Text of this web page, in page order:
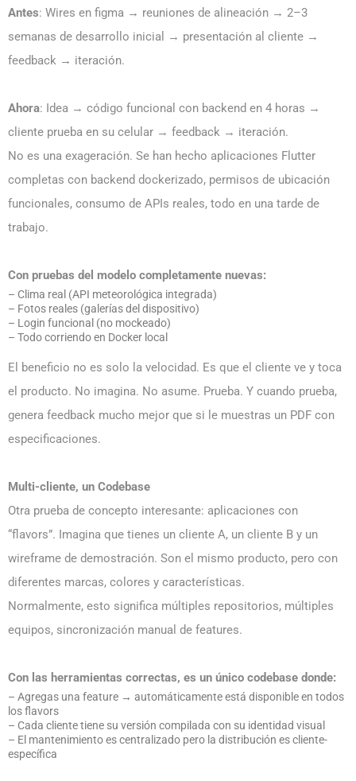
Antes: Wires en figma → reuniones de alineación → 2–3
semanas de desarrollo inicial → presentación al cliente →
feedback → iteración.
Ahora: Idea → código funcional con backend en 4 horas →
cliente prueba en su celular → feedback → iteración.
No es una exageración. Se han hecho aplicaciones Flutter
completas con backend dockerizado, permisos de ubicación
funcionales, consumo de APIs reales, todo en una tarde de
trabajo.
Con pruebas del modelo completamente nuevas:
– Clima real (API meteorológica integrada)
– Fotos reales (galerías del dispositivo)
– Login funcional (no mockeado)
– Todo corriendo en Docker local
El beneficio no es solo la velocidad. Es que el cliente ve y toca
el producto. No imagina. No asume. Prueba. Y cuando prueba,
genera feedback mucho mejor que si le muestras un PDF con
especificaciones.
Multi-cliente, un Codebase
Otra prueba de concepto interesante: aplicaciones con
“flavors”. Imagina que tienes un cliente A, un cliente B y un
wireframe de demostración. Son el mismo producto, pero con
diferentes marcas, colores y características.
Normalmente, esto significa múltiples repositorios, múltiples
equipos, sincronización manual de features.
Con las herramientas correctas, es un único codebase donde:
– Agregas una feature → automáticamente está disponible en todos
los flavors
– Cada cliente tiene su versión compilada con su identidad visual
– El mantenimiento es centralizado pero la distribución es cliente-
específica